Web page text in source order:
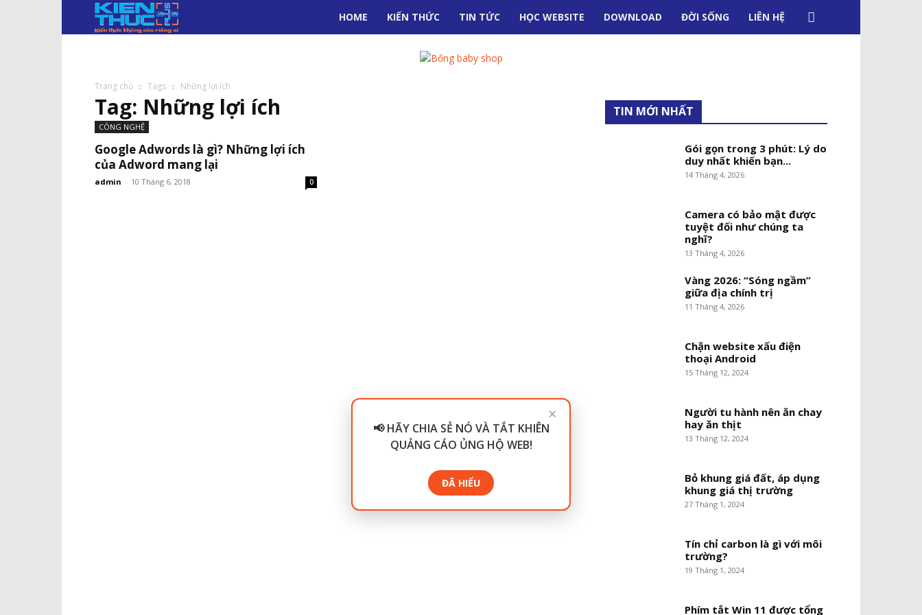
KIẾN
PLUS.VN
HOME KIẾN THỨC TIN TỨC HỌC WEBSITE DOWNLOAD ĐỜI SỐNG LIÊN HỆ
Trang chủ Tags Những lợi ích
Tag: Những lợi ích
CÔNG NGHỆ
Google Adwords là gì? Những lợi ích
của Adword mang lại
admin - 10 Tháng 6, 2018 0
TIN MỚI NHẤT
Gói gọn trong 3 phút: Lý do
duy nhất khiến bạn...
14 Tháng 4, 2026
Camera có bảo mật được
tuyệt đối như chúng ta
nghĩ?
13 Tháng 4, 2026
Vàng 2026: “Sóng ngầm”
giữa địa chính trị
11 Tháng 4, 2026
Chặn website xấu điện
thoại Android
15 Tháng 12, 2024
Người tu hành nên ăn chay
hay ăn thịt
13 Tháng 12, 2024
Bỏ khung giá đất, áp dụng
khung giá thị trường
27 Tháng 1, 2024
Tín chỉ carbon là gì với môi
trường?
19 Tháng 1, 2024
Phím tắt Win 11 được tổng
×
📢 HÃY CHIA SẺ NÓ VÀ TẮT KHIÊN
QUẢNG CÁO ỦNG HỘ WEB!
ĐÃ HIỂU